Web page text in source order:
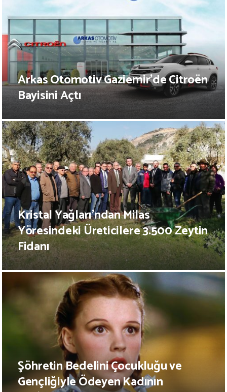
Arkas Otomotiv Gaziemir’de Citroën
Bayisini Açtı
Kristal Yağları’ndan Milas
Yöresindeki Üreticilere 3.500 Zeytin
Fidanı
Şöhretin Bedelini Çocukluğu ve
Gençliğiyle Ödeyen Kadının